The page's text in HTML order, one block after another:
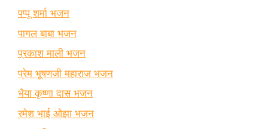
पप्पू शर्मा भजन
पागल बाबा भजन
प्रकाश माली भजन
प्रेम भूषणजी महाराज भजन
भैया कृष्णा दास भजन
रमेश भाई ओझा भजन